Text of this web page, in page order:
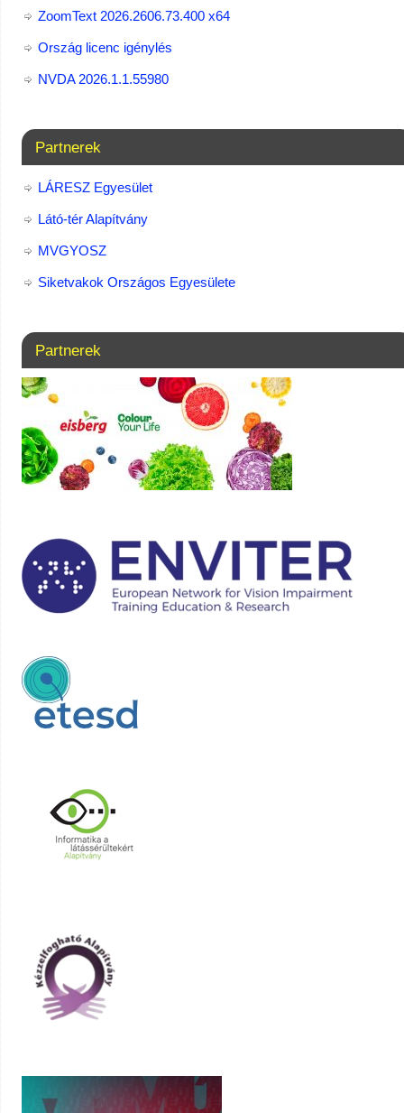
ZoomText 2026.2606.73.400​ x64
Ország licenc igénylés
NVDA 2026.1.1.55980
Partnerek
LÁRESZ Egyesület
Látó-tér Alapítvány
MVGYOSZ
Siketvakok Országos Egyesülete
Partnerek